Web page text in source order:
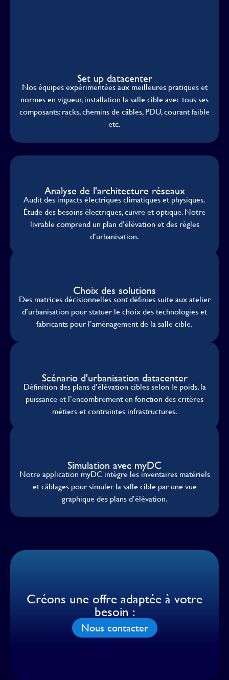
Set up datacenter
Nos équipes expérimentées aux meilleures pratiques et
normes en vigueur, installation la salle cible avec tous ses
composants: racks, chemins de câbles, PDU, courant faible
etc.
Analyse de l'architecture réseaux
Audit des impacts électriques climatiques et physiques.
Étude des besoins électriques, cuivre et optique. Notre
livrable comprend un plan d’élévation et des règles
d’urbanisation.
Choix des solutions
Des matrices décisionnelles sont définies suite aux atelier
d’urbanisation pour statuer le choix des technologies et
fabricants pour l’aménagement de la salle cible.
Scénario d'urbanisation datacenter
Définition des plans d’élévation cibles selon le poids, la
puissance et l’encombrement en fonction des critères
métiers et contraintes infrastructures.
Simulation avec myDC
Notre application myDC intègre les inventaires matériels
et câblages pour simuler la salle cible par une vue
graphique des plans d’élévation.
Créons une offre adaptée à votre
besoin :
Nous contacter